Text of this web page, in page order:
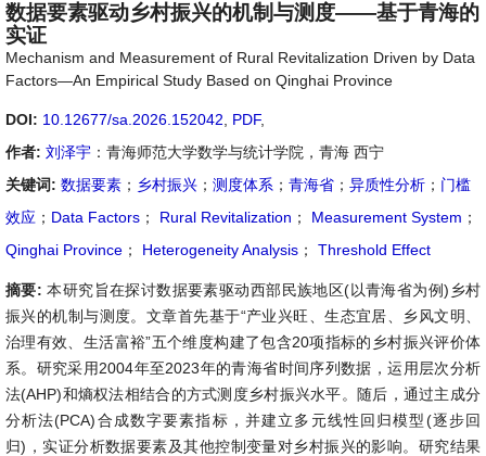
数据要素驱动乡村振兴的机制与测度——基于青海的
实证
Mechanism and Measurement of Rural Revitalization Driven by Data
Factors—An Empirical Study Based on Qinghai Province
DOI: 10.12677/sa.2026.152042 PDF,
作者: 刘泽宇 ：青海师范大学数学与统计学院，青海 西宁
关键词: 数据要素 ； 乡村振兴 ； 测度体系 ； 青海省 ； 异质性分析 ； 门槛
效应 ； Data Factors ； Rural Revitalization ； Measurement System ；
Qinghai Province ； Heterogeneity Analysis ； Threshold Effect
摘要:本研究旨在探讨数据要素驱动西部民族地区(以青海省为例)乡村
振兴的机制与测度。文章首先基于“产业兴旺、生态宜居、乡风文明、
治理有效、生活富裕”五个维度构建了包含20项指标的乡村振兴评价体
系。研究采用2004年至2023年的青海省时间序列数据，运用层次分析
法(AHP)和熵权法相结合的方式测度乡村振兴水平。随后，通过主成分
分析法(PCA)合成数字要素指标，并建立多元线性回归模型(逐步回
归)，实证分析数据要素及其他控制变量对乡村振兴的影响。研究结果